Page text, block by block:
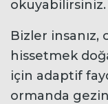
okuyabilirsiniz.
Bizler insanız,
hissetmek
için adaptif
ormanda